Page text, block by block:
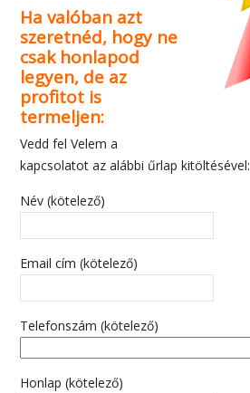
Ha valóban azt
szeretnéd, hogy ne
csak honlapod
legyen, de az
profitot is
termeljen:
Vedd fel Velem a
kapcsolatot az alábbi űrlap kitöltésével:
Név (kötelező)
Email cím (kötelező)
Telefonszám (kötelező)
Honlap (kötelező)